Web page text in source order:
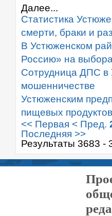
Далее...
Статистика
смерти, браки и
В Устюженском
Россию» на
Сотрудница ДПС в
мошенничестве
Устюженским
пищевых продуктов
<< Первая < Пред.
Последняя >>
Результаты 3683 -